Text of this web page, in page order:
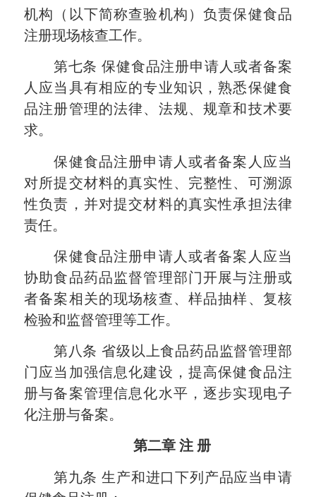
机构（以下简称查验机构）负责保健食品
注册现场核查工作。
第七条 保健食品注册申请人或者备案
人应当具有相应的专业知识，熟悉保健食
品注册管理的法律、法规、规章和技术要
求。
保健食品注册申请人或者备案人应当
对所提交材料的真实性、完整性、可溯源
性负责，并对提交材料的真实性承担法律
责任。
保健食品注册申请人或者备案人应当
协助食品药品监督管理部门开展与注册或
者备案相关的现场核查、样品抽样、复核
检验和监督管理等工作。
第八条 省级以上食品药品监督管理部
门应当加强信息化建设，提高保健食品注
册与备案管理信息化水平，逐步实现电子
化注册与备案。
第二章 注 册
第九条 生产和进口下列产品应当申请